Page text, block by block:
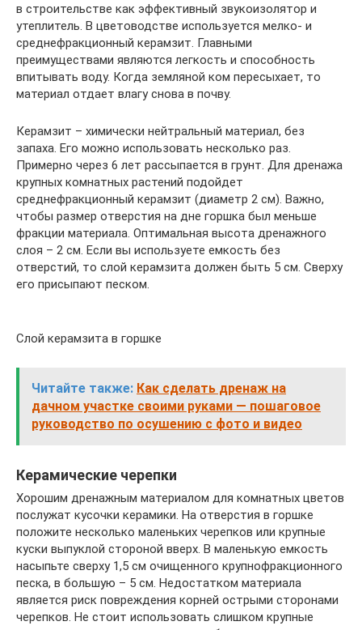
в строительстве как эффективный звукоизолятор и
утеплитель. В цветоводстве используется мелко- и
среднефракционный керамзит. Главными
преимуществами являются легкость и способность
впитывать воду. Когда земляной ком пересыхает, то
материал отдает влагу снова в почву.
Керамзит – химически нейтральный материал, без
запаха. Его можно использовать несколько раз.
Примерно через 6 лет рассыпается в грунт. Для дренажа
крупных комнатных растений подойдет
среднефракционный керамзит (диаметр 2 см). Важно,
чтобы размер отверстия на дне горшка был меньше
фракции материала. Оптимальная высота дренажного
слоя – 2 см. Если вы используете емкость без
отверстий, то слой керамзита должен быть 5 см. Сверху
его присыпают песком.
Слой керамзита в горшке
Читайте также: Как сделать дренаж на
дачном участке своими руками — пошаговое
руководство по осушению с фото и видео
Керамические черепки
Хорошим дренажным материалом для комнатных цветов
послужат кусочки керамики. На отверстия в горшке
положите несколько маленьких черепков или крупные
куски выпуклой стороной вверх. В маленькую емкость
насыпьте сверху 1,5 см очищенного крупнофракционного
песка, в большую – 5 см. Недостатком материала
является риск повреждения корней острыми сторонами
черепков. Не стоит использовать слишком крупные